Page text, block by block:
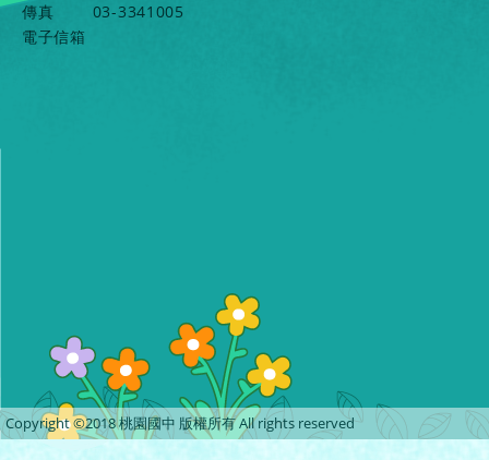
傳真
03-3341005
電子信箱
Copyright ©2018 桃園國中 版權所有 All rights reserved